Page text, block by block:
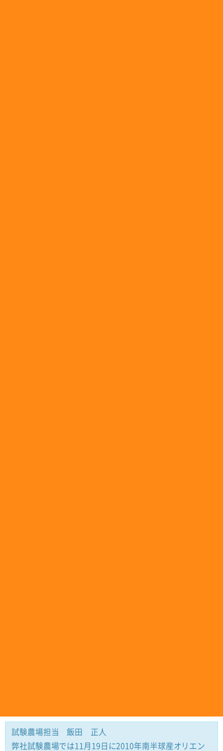
試験農場担当 飯田 正人
弊社試験農場では11月19日に2010年南半球産オリエン